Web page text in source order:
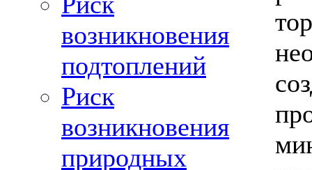
возникновения
подтоплений
Риск
возникновения
природных